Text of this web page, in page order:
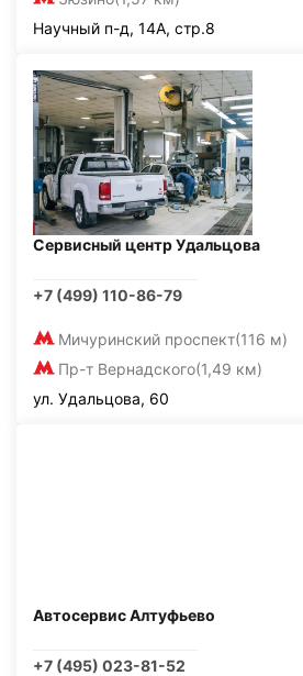
Научный п-д, 14А, стр.8
Сервисный центр Удальцова
+7 (499) 110-86-79
Мичуринский проспект(116 м)
Пр-т Вернадского(1,49 км)
ул. Удальцова, 60
Автосервис Алтуфьево
+7 (495) 023-81-52